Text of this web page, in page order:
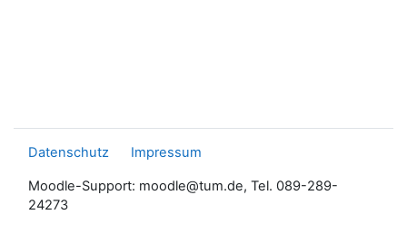
Datenschutz Impressum
Moodle-Support: moodle@tum.de, Tel. 089-289-
24273